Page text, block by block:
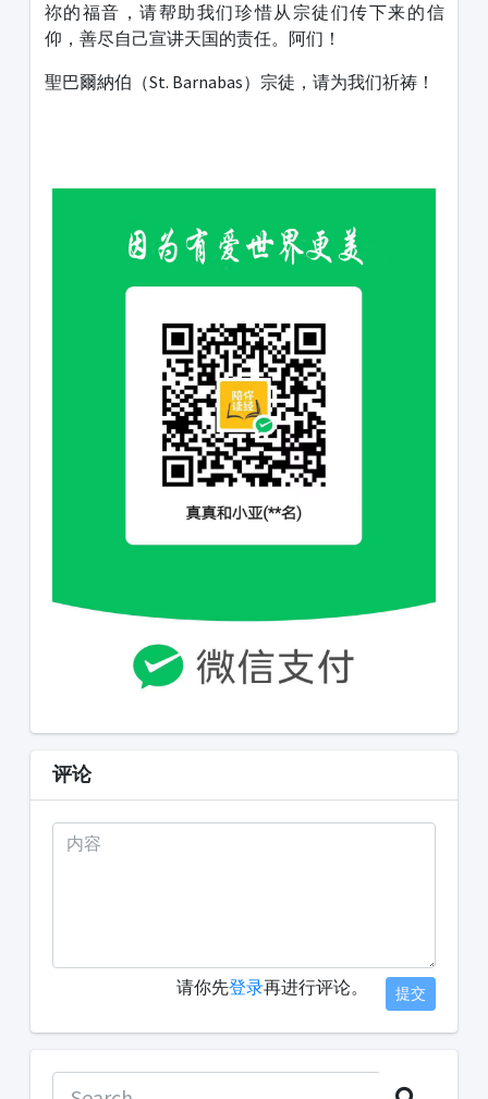
祢的福音，请帮助我们珍惜从宗徒们传下来的信
仰，善尽自己宣讲天国的责任。阿们！
聖巴爾納伯（St. Barnabas）宗徒，请为我们祈祷！
评论
请你先登录再进行评论。 提交